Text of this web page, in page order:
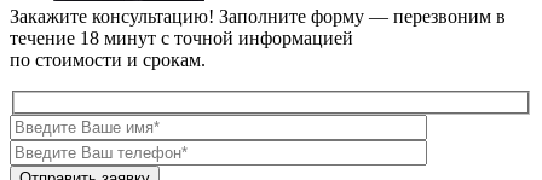
Закажите консультацию! Заполните форму — перезвоним в
течение 18 минут с точной информацией
по стоимости и срокам.